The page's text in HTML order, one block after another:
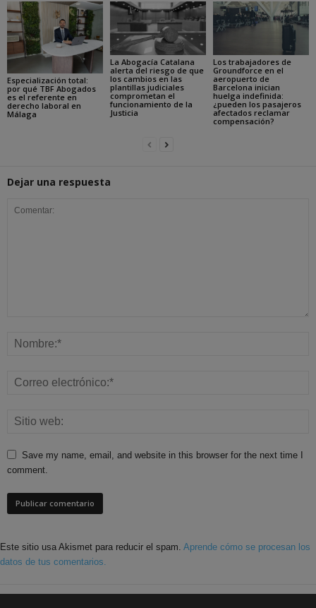
Especialización total:
por qué TBF Abogados
es el referente en
derecho laboral en
Málaga
La Abogacía Catalana
alerta del riesgo de que
los cambios en las
plantillas judiciales
comprometan el
funcionamiento de la
Justicia
Los trabajadores de
Groundforce en el
aeropuerto de
Barcelona inician
huelga indefinida:
¿pueden los pasajeros
afectados reclamar
compensación?
Dejar una respuesta
Save my name, email, and website in this browser for the next time I
comment.
Este sitio usa Akismet para reducir el spam. Aprende cómo se procesan los
datos de tus comentarios.